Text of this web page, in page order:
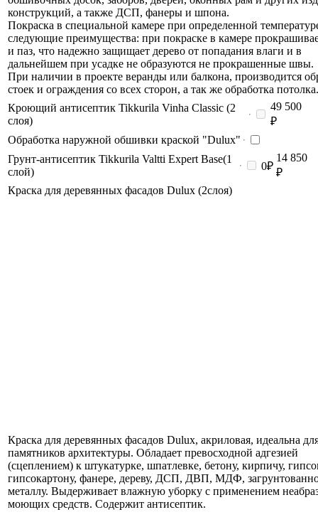
конструкций, а также ДСП, фанеры и шпона.
Покраска в специальной камере при определенной
следующие преимущества: при покраске в камере
и паз, что надежно защищает дерево от попадания влаги и в
дальнейшем при усадке не образуются не прокрашенные швы.
При наличии в проекте веранды или балкона, производится
стоек и ограждения со всех сторон, а так же обработка потолка.
Кроющий антисептик Tikkurila Vinha Classic (2
слоя)
49 500
₽
Обработка наружной обшивки краской "Dulux"
Грунт-антисептик Tikkurila Valtti Expert Base(1
слой)
0₽
14 850
₽
Краска для деревянных фасадов Dulux (2слоя)
Краска для деревянных фасадов Dulux, акриловая, идеальна
памятников архитектуры. Обладает превосходной адгезией
(сцеплением) к штукатурке, шпатлевке, бетону, кирпичу,
гипсокартону, фанере, дереву, ДСП, ДВП, МДФ,
металлу. Выдерживает влажную уборку с применением
моющих средств. Содержит антисептик.